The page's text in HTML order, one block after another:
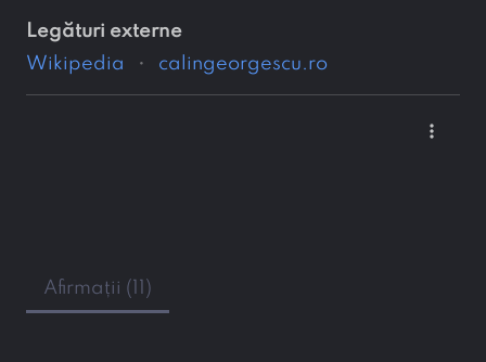
legături externe
Wikipedia
calingeorgescu.ro
more_vert
Afirmații (11)